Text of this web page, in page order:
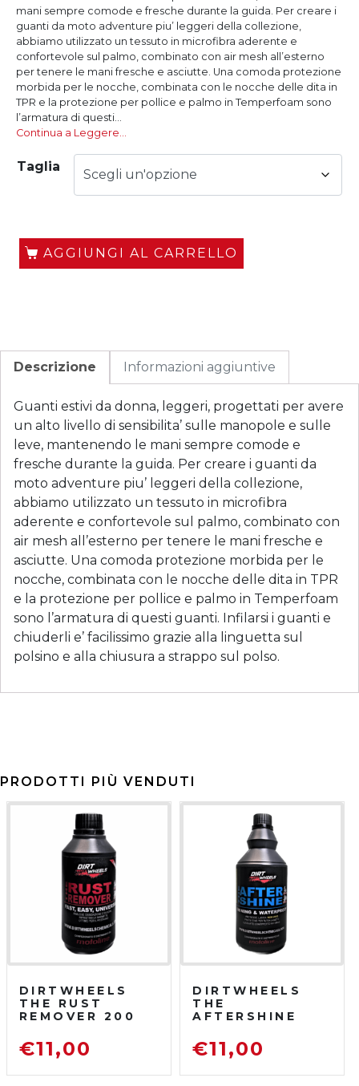
mani sempre comode e fresche durante la guida. Per creare i
guanti da moto adventure piu’ leggeri della collezione,
abbiamo utilizzato un tessuto in microfibra aderente e
confortevole sul palmo, combinato con air mesh all’esterno
per tenere le mani fresche e asciutte. Una comoda protezione
morbida per le nocche, combinata con le nocche delle dita in
TPR e la protezione per pollice e palmo in Temperfoam sono
l’armatura di questi...
Continua a Leggere…
Taglia
AGGIUNGI AL CARRELLO
Descrizione Informazioni aggiuntive
Guanti estivi da donna, leggeri, progettati per avere
un alto livello di sensibilita’ sulle manopole e sulle
leve, mantenendo le mani sempre comode e
fresche durante la guida. Per creare i guanti da
moto adventure piu’ leggeri della collezione,
abbiamo utilizzato un tessuto in microfibra
aderente e confortevole sul palmo, combinato con
air mesh all’esterno per tenere le mani fresche e
asciutte. Una comoda protezione morbida per le
nocche, combinata con le nocche delle dita in TPR
e la protezione per pollice e palmo in Temperfoam
sono l’armatura di questi guanti. Infilarsi i guanti e
chiuderli e’ facilissimo grazie alla linguetta sul
polsino e alla chiusura a strappo sul polso.
PRODOTTI PIÙ VENDUTI
DIRTWHEELS
THE RUST
REMOVER 200
DISOSSIDANTE
RIMUOVI
€11,00
DIRTWHEELS
THE
AFTERSHINE
PROTETTIVO
LUCIDANTE
€11,00